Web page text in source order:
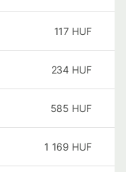
117 HUF
234 HUF
585 HUF
1 169 HUF